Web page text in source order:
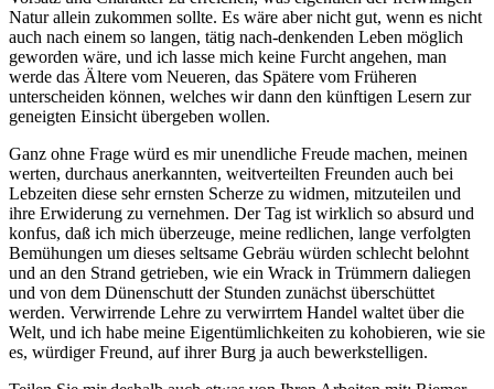
Natur allein zukommen sollte. Es wäre aber nicht gut, wenn es nicht
auch nach einem so langen, tätig nach-denkenden Leben möglich
geworden wäre, und ich lasse mich keine Furcht angehen, man
werde das Ältere vom Neueren, das Spätere vom Früheren
unterscheiden können, welches wir dann den künftigen Lesern zur
geneigten Einsicht übergeben wollen.
Ganz ohne Frage würd es mir unendliche Freude machen, meinen
werten, durchaus anerkannten, weitverteilten Freunden auch bei
Lebzeiten diese sehr ernsten Scherze zu widmen, mitzuteilen und
ihre Erwiderung zu vernehmen. Der Tag ist wirklich so absurd und
konfus, daß ich mich überzeuge, meine redlichen, lange verfolgten
Bemühungen um dieses seltsame Gebräu würden schlecht belohnt
und an den Strand getrieben, wie ein Wrack in Trümmern daliegen
und von dem Dünenschutt der Stunden zunächst überschüttet
werden. Verwirrende Lehre zu verwirrtem Handel waltet über die
Welt, und ich habe meine Eigentümlichkeiten zu kohobieren, wie sie
es, würdiger Freund, auf ihrer Burg ja auch bewerkstelligen.